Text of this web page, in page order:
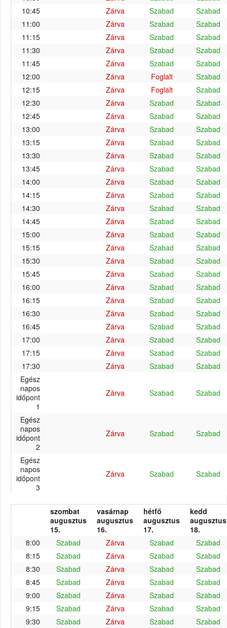
10:45
Zárva Szabad
Szabad
11:00
Zárva Szabad
Szabad
11:15
Zárva Szabad
Szabad
11:30
Zárva Szabad
Szabad
11:45
Zárva Szabad
Szabad
12:00
Zárva Foglalt
Szabad
12:15
Zárva Foglalt
Szabad
12:30
Zárva Szabad
Szabad
12:45
Zárva Szabad
Szabad
13:00
Zárva Szabad
Szabad
13:15
Zárva Szabad
Szabad
13:30
Zárva Szabad
Szabad
13:45
Zárva Szabad
Szabad
14:00
Zárva Szabad
Szabad
14:15
Zárva Szabad
Szabad
14:30
Zárva Szabad
Szabad
14:45
Zárva Szabad
Szabad
15:00
Zárva Szabad
Szabad
15:15
Zárva Szabad
Szabad
15:30
Zárva Szabad
Szabad
15:45
Zárva Szabad
Szabad
16:00
Zárva Szabad
Szabad
16:15
Zárva Szabad
Szabad
16:30
Zárva Szabad
Szabad
16:45
Zárva Szabad
Szabad
17:00
Zárva Szabad
Szabad
17:15
Zárva Szabad
Szabad
17:30
Zárva Szabad
Szabad
Egész
napos
időpont
1
Zárva Szabad Szabad
Egész
napos
időpont
2
Zárva Szabad Szabad
Egész
napos
időpont
3
Zárva Szabad Szabad
szombat
augusztus
15.
vasárnap
augusztus
16.
hétfő
augusztus
17.
kedd
augusztus
18.
8:00
Szabad Zárva Szabad
Szabad
8:15
Szabad Zárva Szabad
Szabad
8:30
Szabad Zárva Szabad
Szabad
8:45
Szabad Zárva Szabad
Szabad
9:00
Szabad Zárva Szabad
Szabad
9:15
Szabad Zárva Szabad
Szabad
9:30
Szabad Zárva Szabad
Szabad